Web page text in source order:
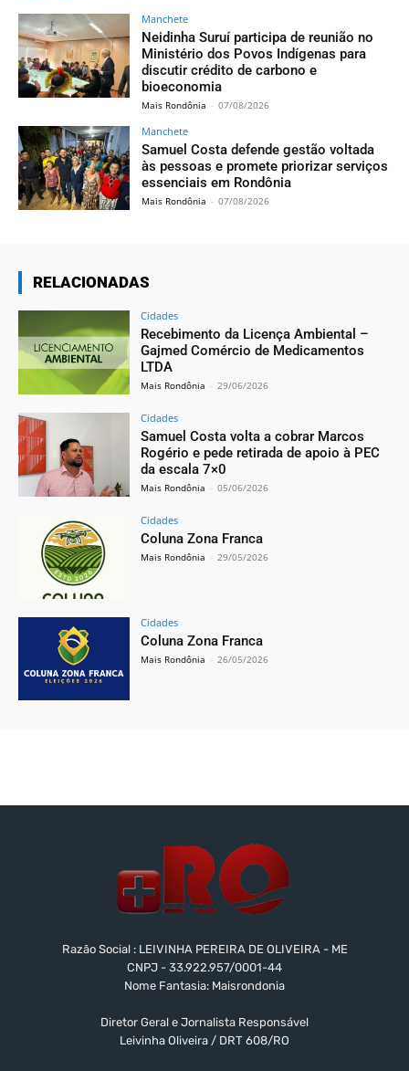
Manchete
Neidinha Suruí participa de reunião no
Ministério dos Povos Indígenas para
discutir crédito de carbono e
bioeconomia
Mais Rondônia - 07/08/2026
Manchete
Samuel Costa defende gestão voltada
às pessoas e promete priorizar serviços
essenciais em Rondônia
Mais Rondônia - 07/08/2026
RELACIONADAS
Cidades
Recebimento da Licença Ambiental –
Gajmed Comércio de Medicamentos
LTDA
Mais Rondônia - 29/06/2026
Cidades
Samuel Costa volta a cobrar Marcos
Rogério e pede retirada de apoio à PEC
da escala 7×0
Mais Rondônia - 05/06/2026
Cidades
Coluna Zona Franca
Mais Rondônia - 29/05/2026
Cidades
Coluna Zona Franca
Mais Rondônia - 26/05/2026
Razão Social : LEIVINHA PEREIRA DE OLIVEIRA - ME
CNPJ - 33.922.957/0001-44
Nome Fantasia: Maisrondonia
Diretor Geral e Jornalista Responsável
Leivinha Oliveira / DRT 608/RO